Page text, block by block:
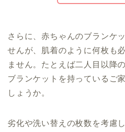
さらに、赤ちゃんのブランケ
せんが、肌着のように何枚も
ません。たとえば二人目以降
ブランケットを持っているご
しょうか。
劣化や洗い替えの枚数を考慮